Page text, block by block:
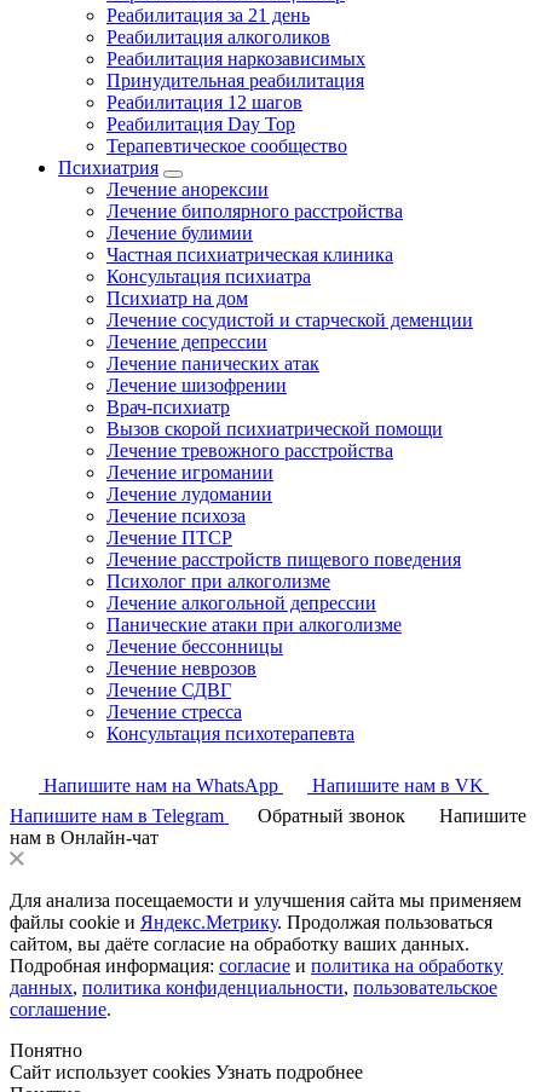
Реабилитация за 21 день
Реабилитация алкоголиков
Реабилитация наркозависимых
Принудительная реабилитация
Реабилитация 12 шагов
Реабилитация Day Top
Терапевтическое сообщество
Психиатрия
Лечение анорексии
Лечение биполярного расстройства
Лечение булимии
Частная психиатрическая клиника
Консультация психиатра
Психиатр на дом
Лечение сосудистой и старческой деменции
Лечение депрессии
Лечение панических атак
Лечение шизофрении
Врач-психиатр
Вызов скорой психиатрической помощи
Лечение тревожного расстройства
Лечение игромании
Лечение лудомании
Лечение психоза
Лечение ПТСР
Лечение расстройств пищевого поведения
Психолог при алкоголизме
Лечение алкогольной депрессии
Панические атаки при алкоголизме
Лечение бессонницы
Лечение неврозов
Лечение СДВГ
Лечение стресса
Консультация психотерапевта
Напишите нам на WhatsApp
Напишите нам в VK
Напишите нам в Telegram
Обратный звонок
Напишите
нам в Онлайн-чат
Для анализа посещаемости и улучшения сайта мы применяем
файлы cookie и Яндекс.Метрику. Продолжая пользоваться
сайтом, вы даёте согласие на обработку ваших данных.
Подробная информация: согласие и политика на обработку
данных, политика конфиденциальности, пользовательское
соглашение.
Понятно
Сайт использует cookies Узнать подробнее